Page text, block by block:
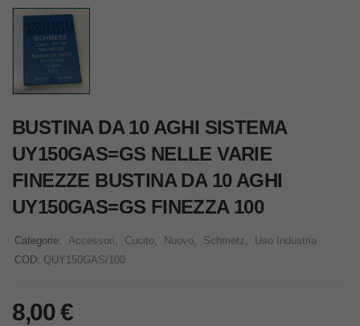
BUSTINA DA 10 AGHI SISTEMA
UY150GAS=GS NELLE VARIE
FINEZZE BUSTINA DA 10 AGHI
UY150GAS=GS FINEZZA 100
Categorie: Accessori Cucito Nuovo Schmetz
Uso Industria
COD: QUY150GAS/100
8,00€